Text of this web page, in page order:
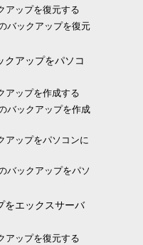
アップを復元する
バックアップを復元
クアップをパソコ
アップを作成する
バックアップを作成
アップをパソコンに
バックアップをパソ
をエックスサーバ
アップを復元する